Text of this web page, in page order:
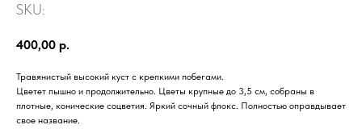
SKU:
400,00 р.
Травянистый высокий куст с крепкими побегами.
Цветет пышно и продолжительно. Цветы крупные до 3,5 см, собраны в
плотные, конические соцветия. Яркий сочный флокс. Полностью оправдывает
свое название.